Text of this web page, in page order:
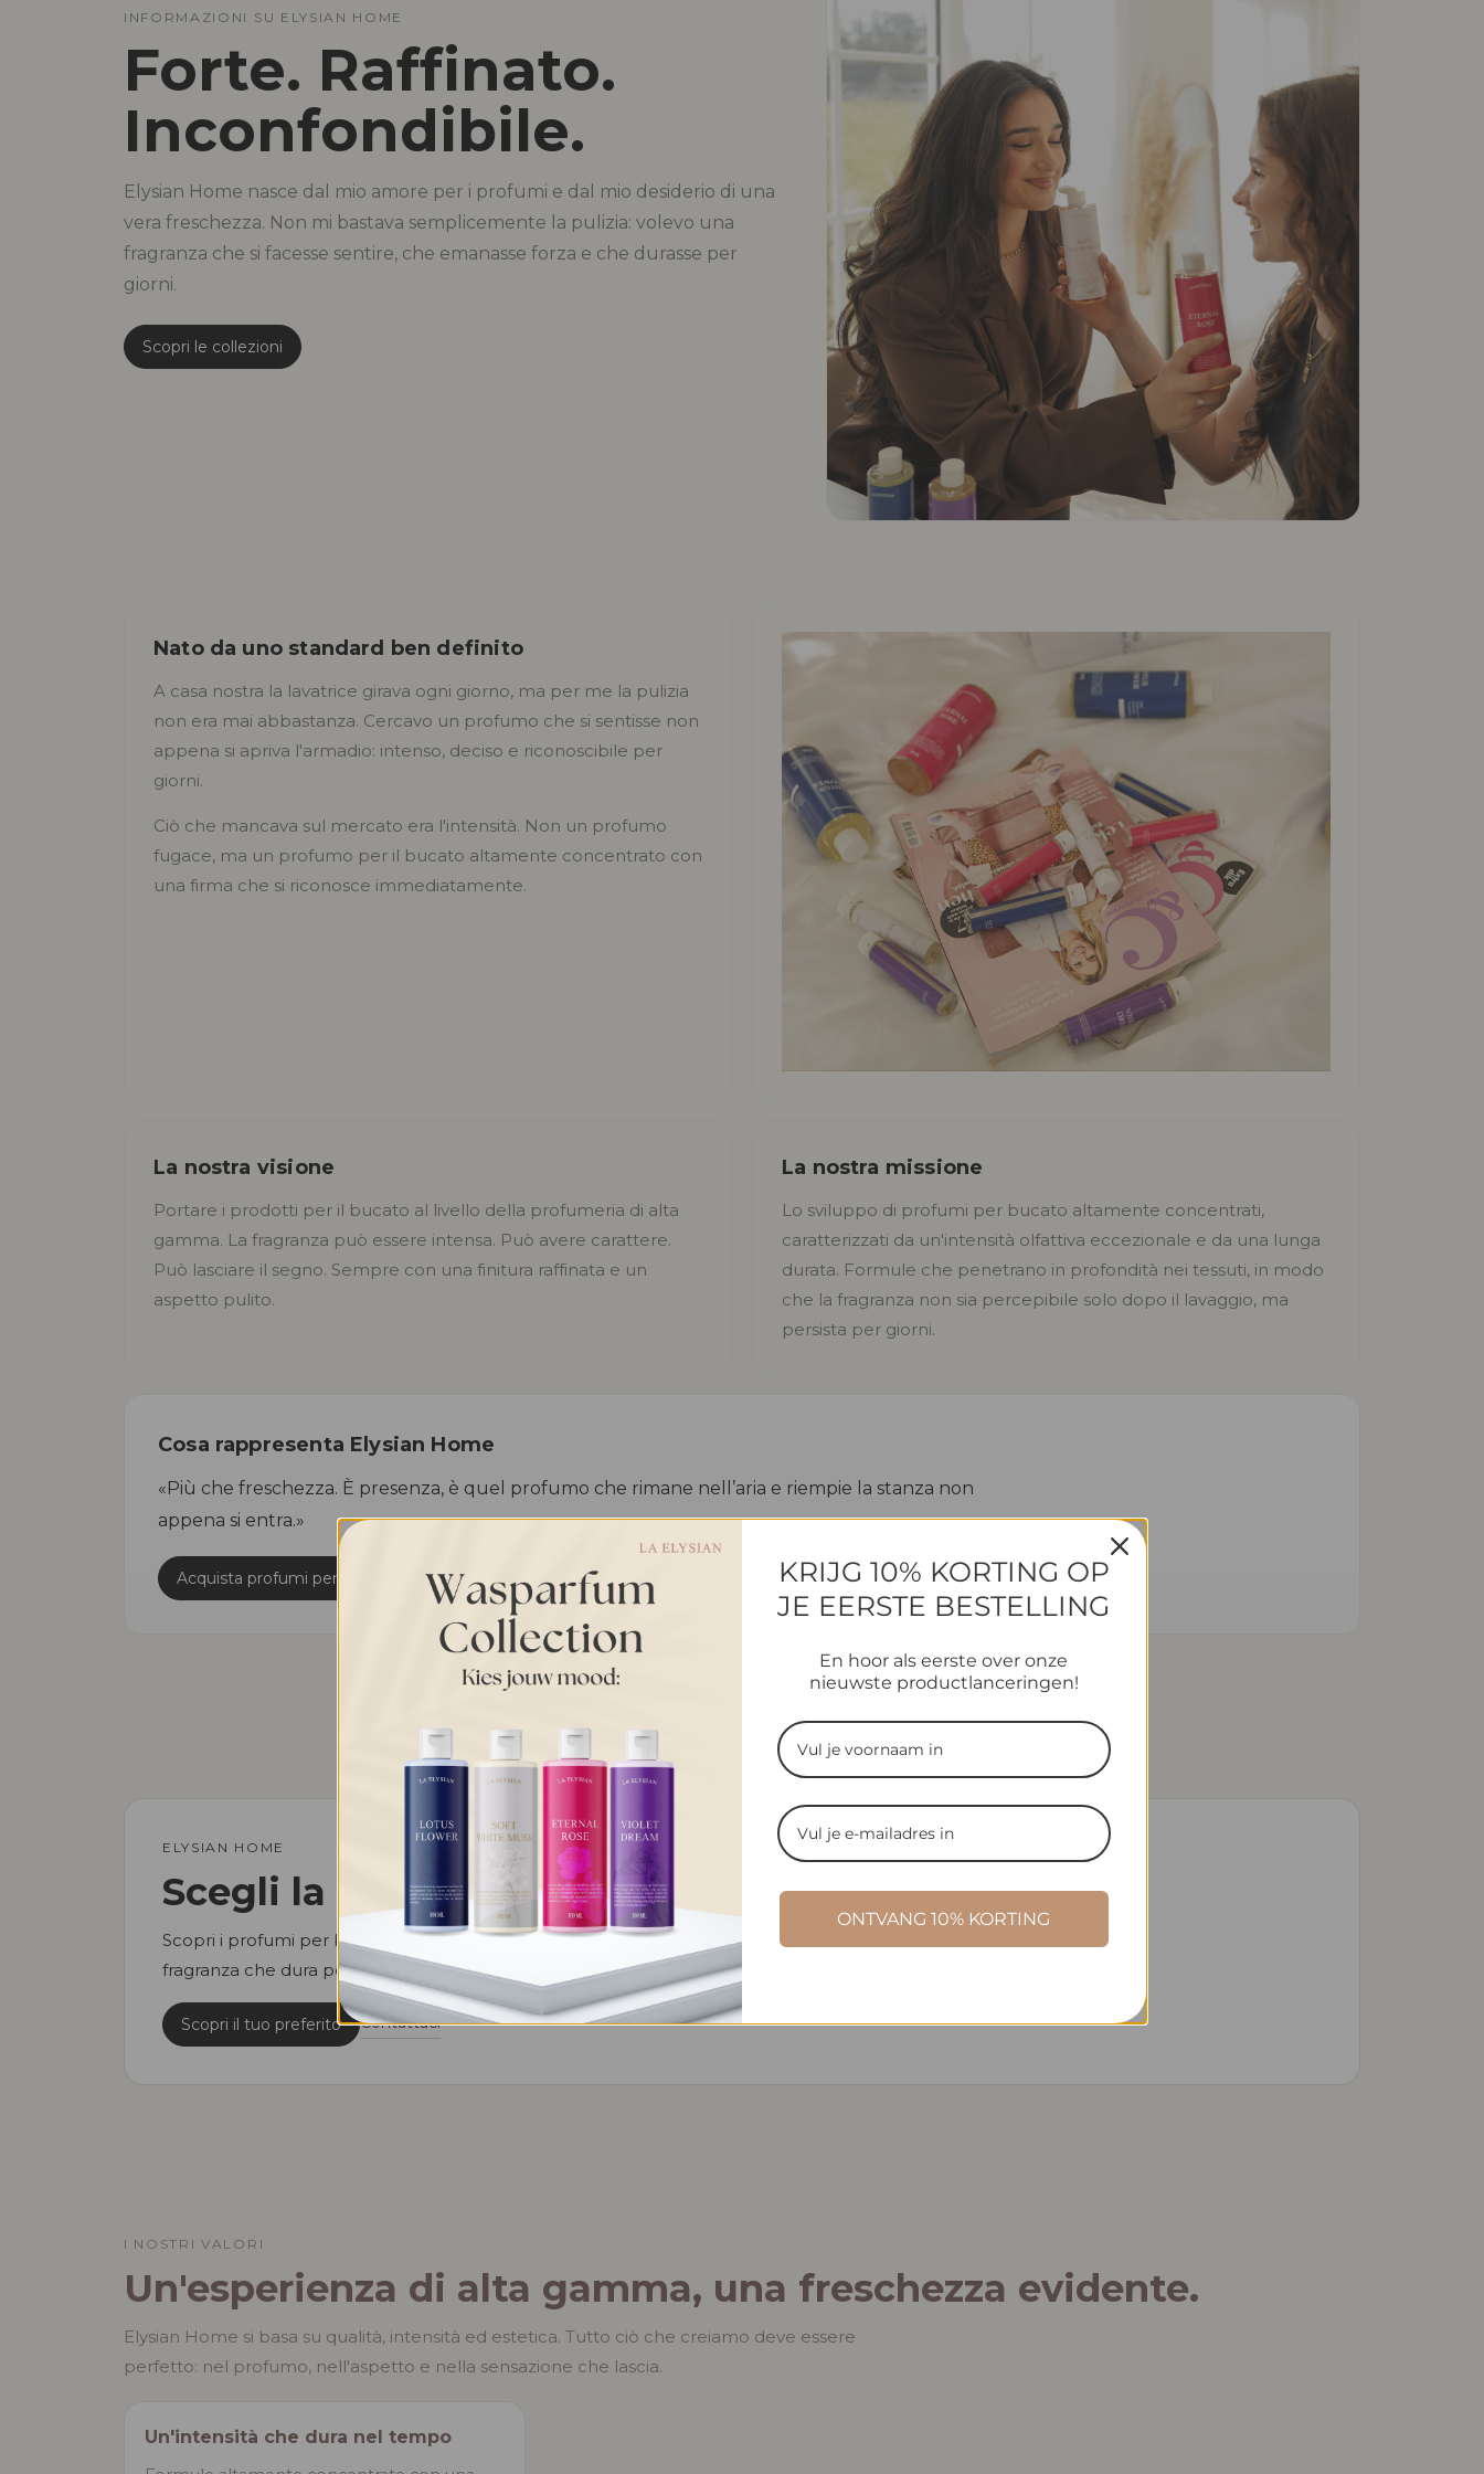
INFORMAZIONI SU ELYSIAN HOME
Forte. Raffinato.
Inconfondibile.
Elysian Home nasce dal mio amore per i profumi e dal mio desiderio di una
vera freschezza. Non mi bastava semplicemente la pulizia: volevo una
fragranza che si facesse sentire, che emanasse forza e che durasse per
giorni.
Scopri le collezioni
Nato da uno standard ben definito
A casa nostra la lavatrice girava ogni giorno, ma per me la pulizia
non era mai abbastanza. Cercavo un profumo che si sentisse non
appena si apriva l'armadio: intenso, deciso e riconoscibile per
giorni.
Ciò che mancava sul mercato era l'intensità. Non un profumo
fugace, ma un profumo per il bucato altamente concentrato con
una firma che si riconosce immediatamente.
La nostra visione
Portare i prodotti per il bucato al livello della profumeria di alta
gamma. La fragranza può essere intensa. Può avere carattere.
Può lasciare il segno. Sempre con una finitura raffinata e un
aspetto pulito.
La nostra missione
Lo sviluppo di profumi per bucato altamente concentrati,
caratterizzati da un'intensità olfattiva eccezionale e da una lunga
durata. Formule che penetrano in profondità nei tessuti, in modo
che la fragranza non sia percepibile solo dopo il lavaggio, ma
persista per giorni.
Cosa rappresenta Elysian Home
«Più che freschezza. È presenza, è quel profumo che rimane nell’aria e riempie la stanza non
appena si entra.»
Acquista profumi per il bucato Domande? Contattaci
ELYSIAN HOME
Scegli la tua fragranza distintiva.
Scopri i profumi per bucato altamente concentrati, dall'aspetto raffinato e con una
fragranza che dura per giorni.
Scopri il tuo preferito Contattaci
I NOSTRI VALORI
Un'esperienza di alta gamma, una freschezza evidente.
Elysian Home si basa su qualità, intensità ed estetica. Tutto ciò che creiamo deve essere
perfetto: nel profumo, nell'aspetto e nella sensazione che lascia.
Un'intensità che dura nel tempo
KRIJG 10% KORTING OP
JE EERSTE BESTELLING
En hoor als eerste over onze
nieuwste productlanceringen!
ONTVANG 10% KORTING